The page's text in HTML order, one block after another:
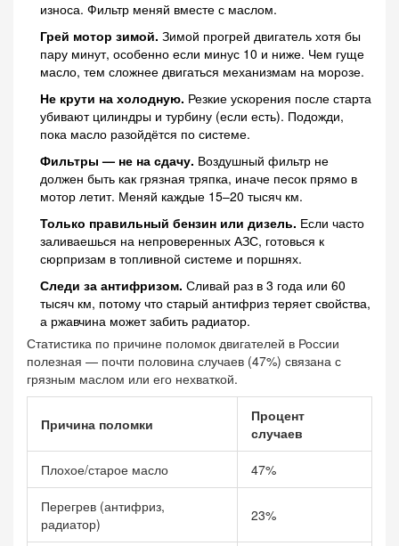
износа. Фильтр меняй вместе с маслом.
Грей мотор зимой. Зимой прогрей двигатель хотя бы
пару минут, особенно если минус 10 и ниже. Чем гуще
масло, тем сложнее двигаться механизмам на морозе.
Не крути на холодную. Резкие ускорения после старта
убивают цилиндры и турбину (если есть). Подожди,
пока масло разойдётся по системе.
Фильтры — не на сдачу. Воздушный фильтр не
должен быть как грязная тряпка, иначе песок прямо в
мотор летит. Меняй каждые 15–20 тысяч км.
Только правильный бензин или дизель. Если часто
заливаешься на непроверенных АЗС, готовься к
сюрпризам в топливной системе и поршнях.
Следи за антифризом. Сливай раз в 3 года или 60
тысяч км, потому что старый антифриз теряет свойства,
а ржавчина может забить радиатор.
Статистика по причине поломок двигателей в России
полезная — почти половина случаев (47%) связана с
грязным маслом или его нехваткой.
Причина поломки
Процент
случаев
Плохое/старое масло 47%
Перегрев (антифриз,
радиатор)
23%